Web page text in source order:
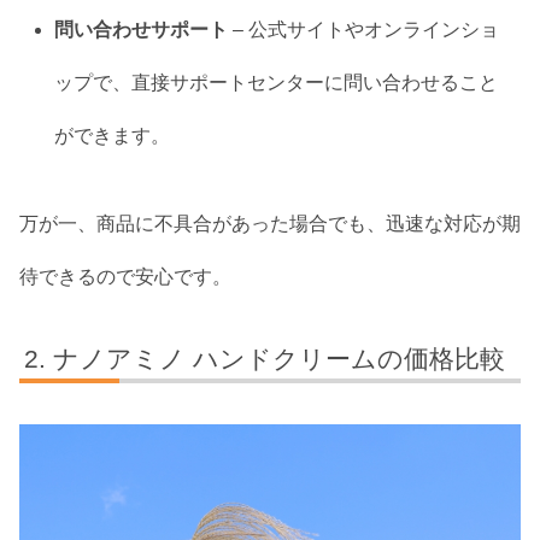
問い合わせサポート – 公式サイトやオンラインショ
ップで、直接サポートセンターに問い合わせること
ができます。
万が一、商品に不具合があった場合でも、迅速な対応が期
待できるので安心です。
ナノアミノ ハンドクリームの価格比較